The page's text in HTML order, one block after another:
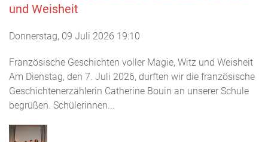
und Weisheit
Donnerstag, 09 Juli 2026 19:10
Französische Geschichten voller Magie, Witz und Weisheit
Am Dienstag, den 7. Juli 2026, durften wir die französische
Geschichtenerzählerin Catherine Bouin an unserer Schule
begrüßen. Schülerinnen...